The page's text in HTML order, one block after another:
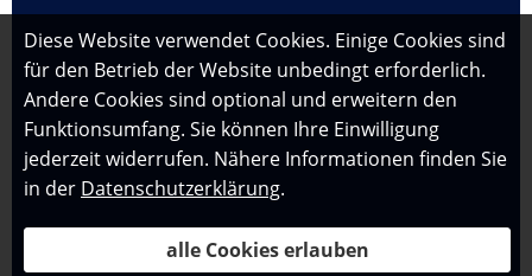
Diese Website verwendet Cookies. Einige Cookies sind
für den Betrieb der Website unbedingt erforderlich.
Andere Cookies sind optional und erweitern den
Funktionsumfang. Sie können Ihre Einwilligung
jederzeit widerrufen. Nähere Informationen finden Sie
in der Datenschutzerklärung.
alle Cookies erlauben